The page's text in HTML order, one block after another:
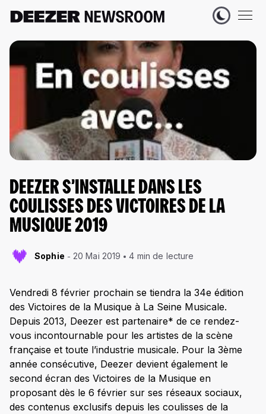
DEEZER S’INSTALLE DANS LES
COULISSES DES VICTOIRES DE LA
MUSIQUE 2019
Sophie 20 Mai 2019 4 min de lecture
Vendredi 8 février prochain se tiendra la 34e édition
des Victoires de la Musique à La Seine Musicale.
Depuis 2013, Deezer est partenaire* de ce rendez-
vous incontournable pour les artistes de la scène
française et toute l’industrie musicale. Pour la 3ème
année consécutive, Deezer devient également le
second écran des Victoires de la Musique en
proposant dès le 6 février sur ses réseaux sociaux,
des contenus exclusifs depuis les coulisses de la